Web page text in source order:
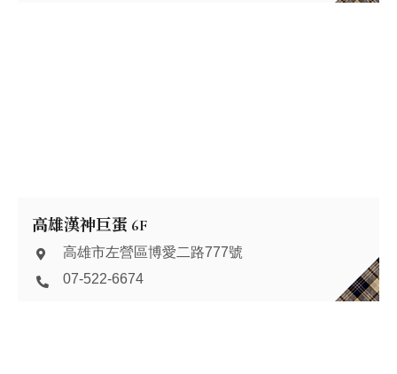
高雄漢神巨蛋 6F
高雄市左營區博愛二路777號
07-522-6674